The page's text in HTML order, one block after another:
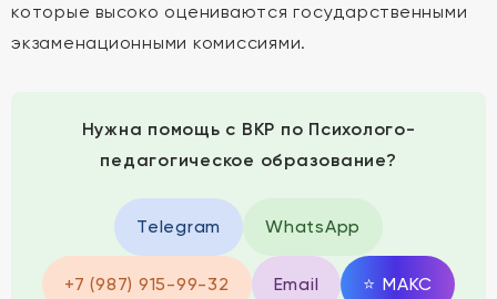
которые высоко оцениваются государственными
экзаменационными комиссиями.
Нужна помощь с ВКР по Психолого-
педагогическое образование?
Telegram WhatsApp
+7 (987) 915-99-32 Email ⭐ MAКС